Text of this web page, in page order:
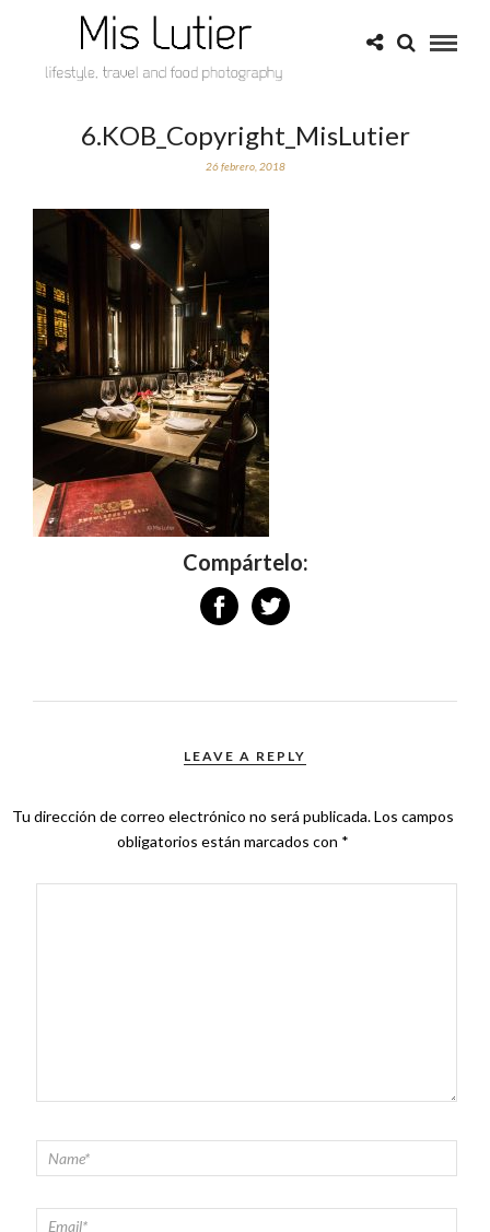
6.KOB_Copyright_MisLutier
26 febrero, 2018
Compártelo:
LEAVE A REPLY
Tu dirección de correo electrónico no será publicada.Los campos
obligatorios están marcados con *